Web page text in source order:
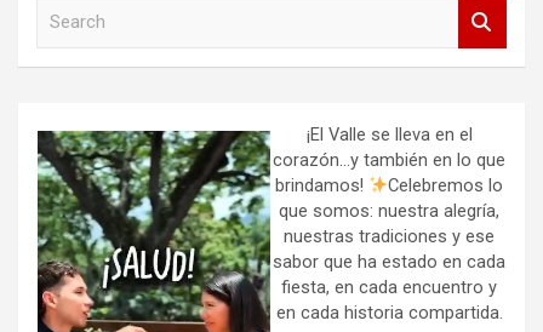
h
¡El Valle se lleva en el
corazón…y también en lo que
brindamos!
Celebremos lo
que somos: nuestra alegría,
nuestras tradiciones y ese
sabor que ha estado en cada
fiesta, en cada encuentro y
en cada historia compartida.